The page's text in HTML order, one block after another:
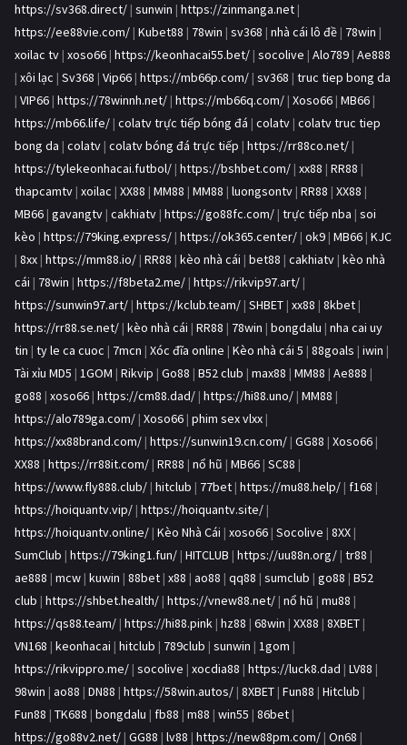
https://sv368.direct/ | sunwin | https://zinmanga.net |
https://ee88vie.com/ | Kubet88 | 78win | sv368 | nhà cái lô đề | 78win |
xoilac tv | xoso66 | https://keonhacai55.bet/ | socolive | Alo789 | Ae888
| xôi lạc | Sv368 | Vip66 | https://mb66p.com/ | sv368 | truc tiep bong da
| VIP66 | https://78winnh.net/ | https://mb66q.com/ | Xoso66 | MB66 |
https://mb66.life/ | colatv trực tiếp bóng đá | colatv | colatv truc tiep
bong da | colatv | colatv bóng đá trực tiếp | https://rr88co.net/ |
https://tylekeonhacai.futbol/ | https://bshbet.com/ | xx88 | RR88 |
thapcamtv | xoilac | XX88 | MM88 | MM88 | luongsontv | RR88 | XX88 |
MB66 | gavangtv | cakhiatv | https://go88fc.com/ | trực tiếp nba | soi
kèo | https://79king.express/ | https://ok365.center/ | ok9 | MB66 | KJC
| 8xx | https://mm88.io/ | RR88 | kèo nhà cái | bet88 | cakhiatv | kèo nhà
cái | 78win | https://f8beta2.me/ | https://rikvip97.art/ |
https://sunwin97.art/ | https://kclub.team/ | SHBET | xx88 | 8kbet |
https://rr88.se.net/ | kèo nhà cái | RR88 | 78win | bongdalu | nha cai uy
tin | ty le ca cuoc | 7mcn | Xóc đĩa online | Kèo nhà cái 5 | 88goals | iwin |
Tài xỉu MD5 | 1GOM | Rikvip | Go88 | B52 club | max88 | MM88 | Ae888 |
go88 | xoso66 | https://cm88.dad/ | https://hi88.uno/ | MM88 |
https://alo789ga.com/ | Xoso66 | phim sex vlxx |
https://xx88brand.com/ | https://sunwin19.cn.com/ | GG88 | Xoso66 |
XX88 | https://rr88it.com/ | RR88 | nổ hũ | MB66 | SC88 |
https://www.fly888.club/ | hitclub | 77bet | https://mu88.help/ | f168 |
https://hoiquantv.vip/ | https://hoiquantv.site/ |
https://hoiquantv.online/ | Kèo Nhà Cái | xoso66 | Socolive | 8XX |
SumClub | https://79king1.fun/ | HITCLUB | https://uu88n.org/ | tr88 |
ae888 | mcw | kuwin | 88bet | x88 | ao88 | qq88 | sumclub | go88 | B52
club | https://shbet.health/ | https://vnew88.net/ | nổ hũ | mu88 |
https://qs88.team/ | https://hi88.pink | hz88 | 68win | XX88 | 8XBET |
VN168 | keonhacai | hitclub | 789club | sunwin | 1gom |
https://rikvippro.me/ | socolive | xocdia88 | https://luck8.dad | LV88 |
98win | ao88 | DN88 | https://58win.autos/ | 8XBET | Fun88 | Hitclub |
Fun88 | TK688 | bongdalu | fb88 | m88 | win55 | 86bet |
https://go88v2.net/ | GG88 | lv88 | https://new88pm.com/ | On68 |